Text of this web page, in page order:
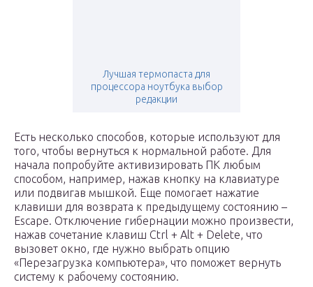
Лучшая термопаста для
процессора ноутбука выбор
редакции
Есть несколько способов, которые используют для
того, чтобы вернуться к нормальной работе. Для
начала попробуйте активизировать ПК любым
способом, например, нажав кнопку на клавиатуре
или подвигав мышкой. Еще помогает нажатие
клавиши для возврата к предыдущему состоянию –
Escape. Отключение гибернации можно произвести,
нажав сочетание клавиш Ctrl + Alt + Delete, что
вызовет окно, где нужно выбрать опцию
«Перезагрузка компьютера», что поможет вернуть
систему к рабочему состоянию.